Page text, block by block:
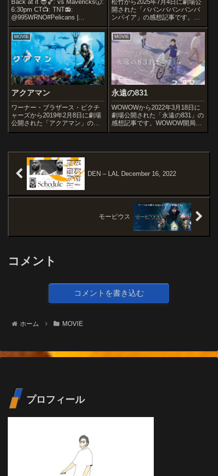
Back at it 😎🏀: vs Mavericks🕡:
6:30pm CT📺: TNT📻:
@995WRNO#Pelicans |
@SmoothieKing
pic.twitter.com/KOiCRO16dw—
New Orlean...
松竹から2025年7月4日に劇場公
開された「ババンババンバンバ
ンパイア」の感想記事です。奥
嶋ひろまさによる人気同名漫画
の実写映画化作品。オススメ度
あらすじ＆予告編銭湯に住み込
みで働く美青年・森蘭丸。 そ
の正体は450歳のバンパイアで、
現在は...
MOVIE
アクアマン
ワーナー・ブラザース・ピクチ
ャーズから2019年2月8日に劇場
公開された「アクアマン」の感
想記事です。DCコミックスの同
ステンデッド・ユニバース」
(DCEU)の6作目の作品です。オ
ス...
MOVIE
永遠の831
WOWOWから2022年3月18日に
劇場公開された「永遠の831」の
感想記事です。WOWOW開局30
周年記念作品として、2022年1月
配信されたアニメの劇場公開作
DEN – LAL December 16, 2022
モービウス
コメント
コメントを書き込む
ホーム MOVIE
プロフィール